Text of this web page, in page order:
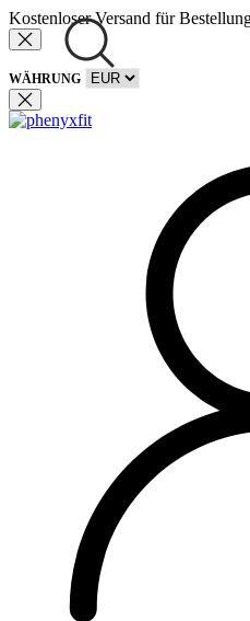
Kostenloser Versand für
WÄHRUNG